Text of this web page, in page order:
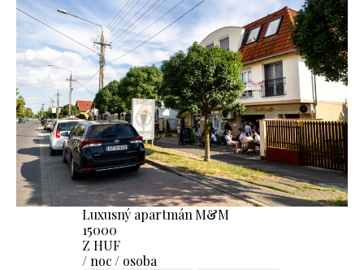
Luxusný apartmán M&M
15000
Z HUF
/ noc / osoba